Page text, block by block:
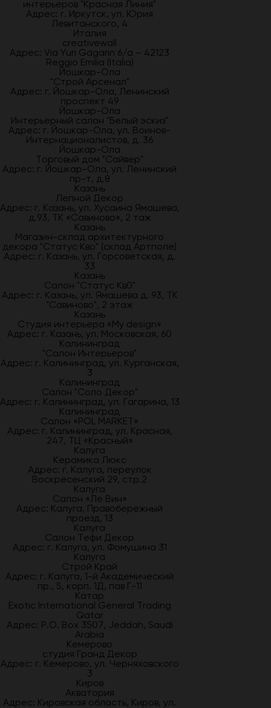
интерьеров "Красная Линия"
Адрес: г. Иркутск, ул. Юрия
Левитанского, 4
Италия
creativewall
Адрес: Via Yuri Gagarin 6/a – 42123
Reggio Emilia (Italia)
Йошкар-Ола
"Строй Арсенал"
Адрес: г. Йошкар-Ола, Ленинский
проспект 49
Йошкар-Ола
Интерьерный салон "Белый эскиз"
Адрес: г. Йошкар-Ола, ул. Воинов-
Интернационалистов, д. 36
Йошкар-Ола
Торговый дом "Сайвер"
Адрес: г. Йошкар-Ола, ул. Ленинский
пр-т, д.8
Казань
Лепной Декор
Адрес: г. Казань, ул. Хусаина Ямашева,
д.93, ТК «Савиново», 2 таж
Казань
Магазин-склад архитектурного
декора "Статус Кво" (склад Артполе)
Адрес: г. Казань, ул. Горсоветская, д.
33
Казань
Салон "Статус Кв0"
Адрес: г. Казань, ул. Ямашева д. 93, ТК
"Савиново", 2 этаж
Казань
Студия интерьера «My design»
Адрес: г. Казань, ул. Московская, 60
Калининград
"Салон Интерьеров"
Адрес: г. Калининград, ул. Курганская,
3
Калининград
Салон "Соло Декор"
Адрес: г. Калининград, ул. Гагарина, 13
Калининград
Салон «POL MARKET»
Адрес: г. Калининград, ул. Красная,
247, ТЦ «Красный»
Калуга
Керамика Люкс
Адрес: г. Калуга, переулок
Воскресенский 29, стр.2
Калуга
Салон «Ле Вин»
Адрес: Калуга, Правобережный
проезд, 13
Калуга
Салон Тефи Декор
Адрес: г. Калуга, ул. Фомушина 31
Калуга
Строй Край
Адрес: г. Калуга, 1-й Академический
пр., 5, корп. 1Д, пав Г-11
Катар
Exotic International General Trading
Qatar
Адрес: P.O. Box 3507, Jeddah, Saudi
Arabia
Кемерово
студия Гранд Декор
Адрес: г. Кемерово, ул. Черняховского
3
Киров
Акватория
Адрес: Кировская область, Киров, ул.